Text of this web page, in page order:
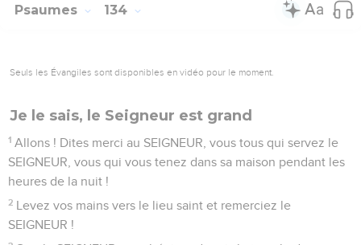
au roi que j’ai choisi.
une Bible imprimée, rendez-vous sur www.editionsbiblio.fr
Psaumes 133
Seuls les Évangiles sont disponibles en vidéo pour le moment.